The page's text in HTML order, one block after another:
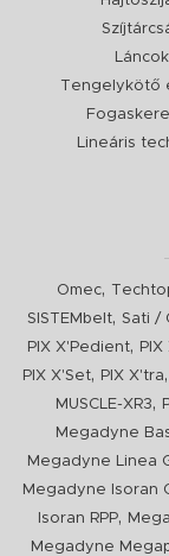
Láncok
Tengelykötő
Lineáris
Omec,
SISTEMbelt, Sati /
PIX X'Pedient,
PIX X'Set, PIX X'tra,
MUSCLE-XR3,
Megadyne
Megadyne Linea
Megadyne Isoran
Isoran RPP,
Megadyne